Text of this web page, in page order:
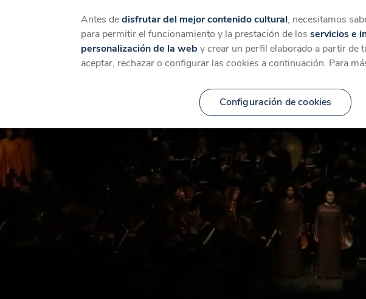
Catálogo Temáticas Categorías Favoritos
Antes dedisfrutar del mejor contenido cultural, necesitamos
para permitir el funcionamiento y la prestación de los servicios e
personalización de la web y crear un perfil elaborado a partir de
aceptar, rechazar o configurar las cookies a continuación. Para
Configuración de cookies